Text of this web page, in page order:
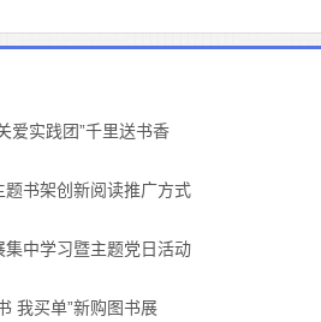
爱实践团”千里送书香
题书架创新阅读推广方式
集中学习暨主题党日活动
我买单”新购图书展